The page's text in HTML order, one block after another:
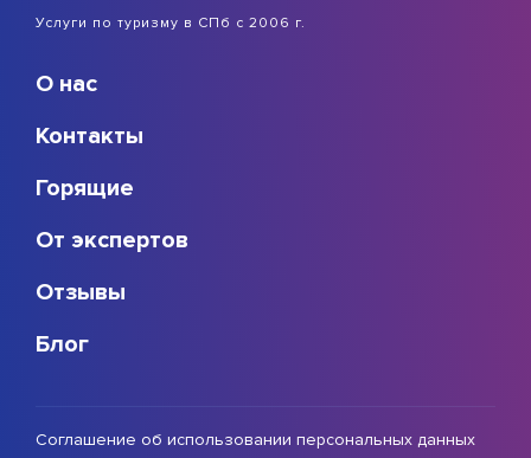
Услуги по туризму в СПб с 2006 г.
О нас
Контакты
Горящие
От экспертов
Отзывы
Блог
Соглашение об использовании персональных данных